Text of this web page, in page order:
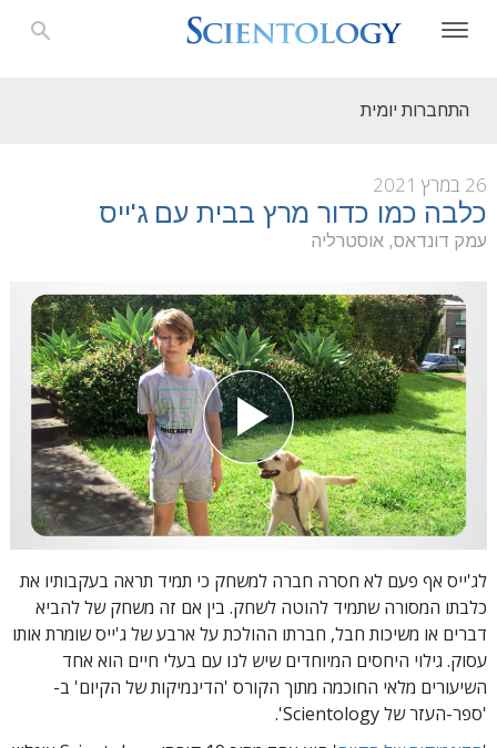
התחברות יומית
26 במרץ 2021
כלבה כמו כדור מרץ בבית עם ג'ייס
עמק דונדאס, אוסטרליה
לג'ייס אף פעם לא חסרה חברה למשחק כי תמיד תראה בעקבותיו את
כלבתו המסורה שתמיד להוטה לשחק. בין אם זה משחק של להביא
דברים או משיכות חבל, חברתו ההולכת על ארבע של ג'ייס שומרת אותו
עסוק. גילוי היחסים המיוחדים שיש לנו עם בעלי חיים הוא אחד
השיעורים מלאי החוכמה מתוך הקורס 'הדינמיקות של הקיום' ב-
'ספר-העזר של Scientology'.